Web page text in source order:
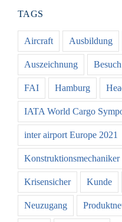
TAGS
Aircraft Ausbildung
Auszeichnung Besuch
FAI Hamburg
IATA World Cargo
inter airport Europe 2021
Konstruktionsmechaniker
Krisensicher Kunde
Neuzugang